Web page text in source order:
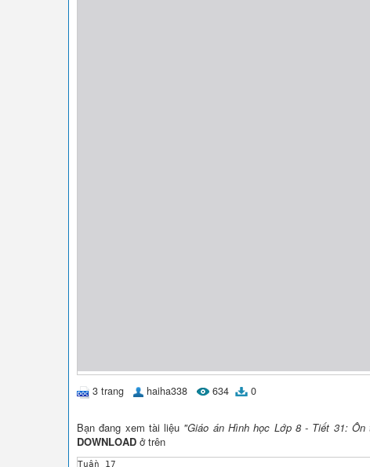
3 trang haiha338 634 0
Bạn đang xem tài liệu "Giáo án Hình học Lớp 8 - Tiết 31:
DOWNLOAD ở trên
Tuần 17